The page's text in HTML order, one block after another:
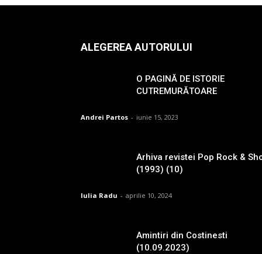
ALEGEREA AUTORULUI
O PAGINĂ DE ISTORIE
CUTREMURĂTOARE
Andrei Partos - iunie 15, 2023
Arhiva revistei Pop Rock &
(1993) (10)
Iulia Radu - aprilie 10, 2024
Amintiri din Costinesti
(10.09.2023)